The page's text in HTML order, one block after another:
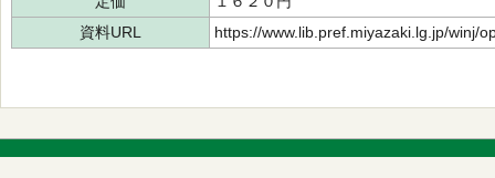
資料URL
https://www.lib.pref.miyazaki.lg.jp/winj/